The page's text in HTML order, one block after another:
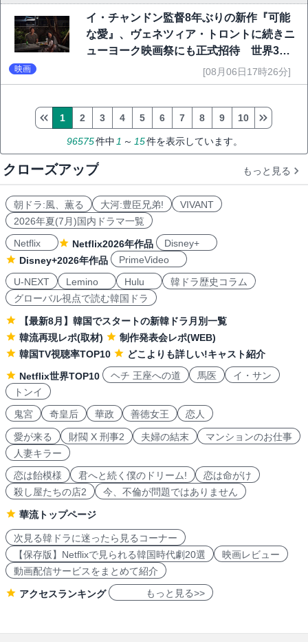
イ・チャンドン監督8年ぶりの新作『可能
な愛』、ヴェネツィア・トロントに続きニ
ューヨーク映画祭にも正式招待 世界3大
映画祭で快挙｜Netflix映画
映画 [08月06日17時26分]
96575件中 1 ～ 15件を表示しています。
1 2 3 4 5 6 7 8 9 10
クローズアップ もっと見る
朝ドラ:風、薫る 大河:豊臣兄弟!
VIVANT
2026年夏(7月)国内ドラマ一覧
Netflix
Netflix2026年作品
Disney+
Disney+2026年作品
PrimeVideo
U-NEXT
Lemino Hulu
韓ドラ歴史コラム
グローバル視点で読む韓国ドラ
【最新8月】韓国でスタートの新韓ドラ月別一覧
韓流再現レポ(取材)
制作発表会レポ(WEB)
韓国TV視聴率TOP10
どこよりも詳しい!キャスト紹介
Netflix世界TOP10
ヘチ 王座への道 馬医
イ・サン
トンイ
鬼宮
奇皇后 華政 善徳女王 恋人
愛が来る 財閥 X 刑事2 夫婦の結末
マンションのお仕事
人妻キラー
恋は飴模様
君へと続く僕のドリーム!
恋は命がけ
殺し屋たちの店2
今、不倫が問題ではありません
華流トップページ
次見る韓ドラに迷ったら見るコーナー
【保存版】Netflixで見られる韓国時代劇20選
映画レビュー
動画配信サービスをまとめて紹介
アクセスランキング もっと見る>>